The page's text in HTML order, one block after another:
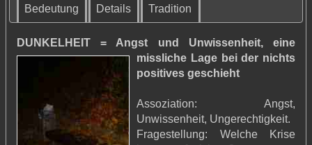
Bedeutung Details Tradition
DUNKELHEIT = Angst und Unwissenheit, eine
missliche Lage bei der nichts
positives geschieht
Assoziation: Angst,
Unwissenheit, Ungerechtigkeit.
Fragestellung: Welche Krise